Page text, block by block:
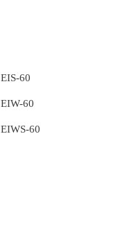
EIS-60
EIW-60
EIWS-60